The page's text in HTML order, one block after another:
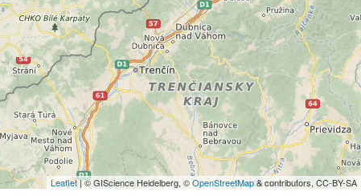
Leaflet| © GIScience Heidelberg, ©OpenStreetMap& contributors, CC-BY-SA